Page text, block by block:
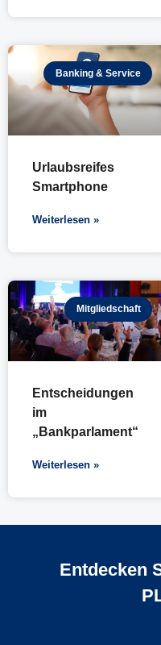
Banking & Service
Urlaubsreifes
Smartphone
Weiterlesen »
Mitgliedschaft
Entscheidungen
im
„Bankparlament“
Weiterlesen »
Entdecken